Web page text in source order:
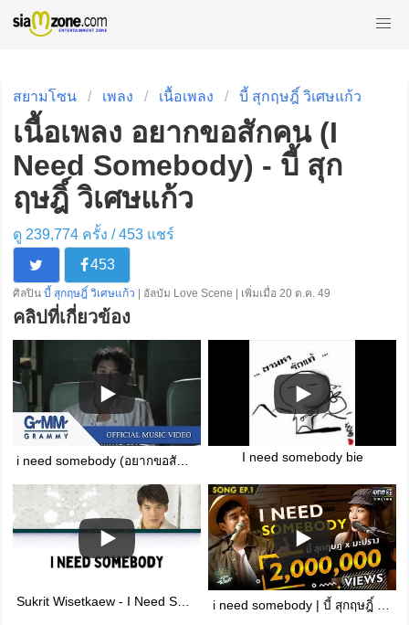
สยามโซน เพลง เนื้อเพลง บี้ สุกฤษฎิ์ วิเศษแก้ว
เนื้อเพลง อยากขอสักคน (I
Need Somebody) - บี้ สุก
ฤษฎิ์ วิเศษแก้ว
ดู 239,774 ครั้ง /453แชร์
453
ศิลปิน บี้ สุกฤษฎิ์ วิเศษแก้ว | อัลบัม Love Scene | เพิ่มเมื่อ 20 ต.ค. 49
คลิปที่เกี่ยวข้อง
i need somebody (อยากขอสักคน) - บี้ สุกฤษฎิ์【OFFICIAL MV】 I need somebody bie
Sukrit Wisetkaew - I Need Somebody [Color_Coded_Lyrics_Tha_Rom_Eng] i need somebody | บี้ สุกฤษฎิ์ x มะปราง | Full Song | มะปรางจับไมค์ EP.1|